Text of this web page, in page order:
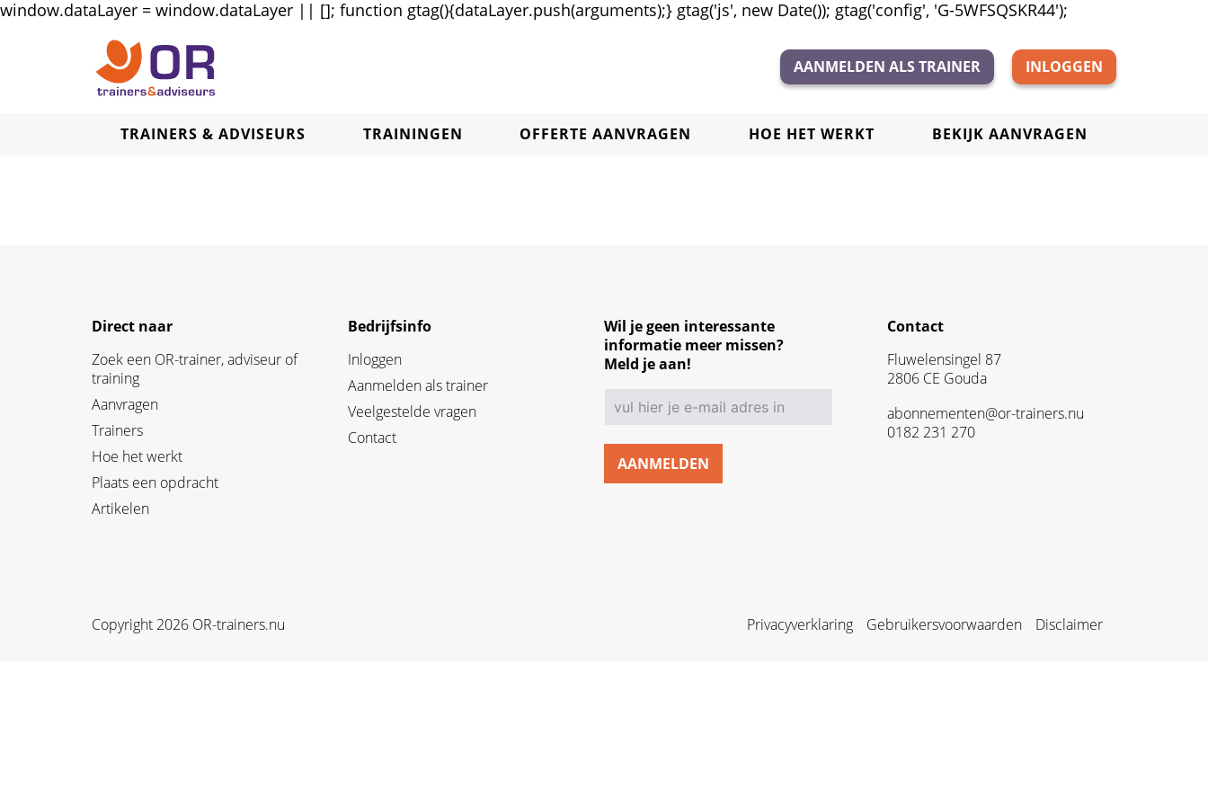
window.dataLayer = window.dataLayer || []; function gtag(){dataLayer.push(arguments);} gtag('js', new Date()); gtag('config', 'G-5WFSQSKR44');
AANMELDEN ALS TRAINER INLOGGEN
TRAINERS & ADVISEURS TRAININGEN OFFERTE AANVRAGEN HOE HET WERKT BEKIJK AANVRAGEN
Direct naar
Zoek een OR-trainer, adviseur of
training
Aanvragen
Trainers
Hoe het werkt
Plaats een opdracht
Artikelen
Bedrijfsinfo
Inloggen
Aanmelden als trainer
Veelgestelde vragen
Contact
Wil je geen interessante
informatie meer missen?
Meld je aan!
AANMELDEN
Contact
Fluwelensingel 87
2806 CE Gouda
abonnementen@or-trainers.nu
0182 231 270
Privacyverklaring Gebruikersvoorwaarden Disclaimer
Copyright 2026 OR-trainers.nu